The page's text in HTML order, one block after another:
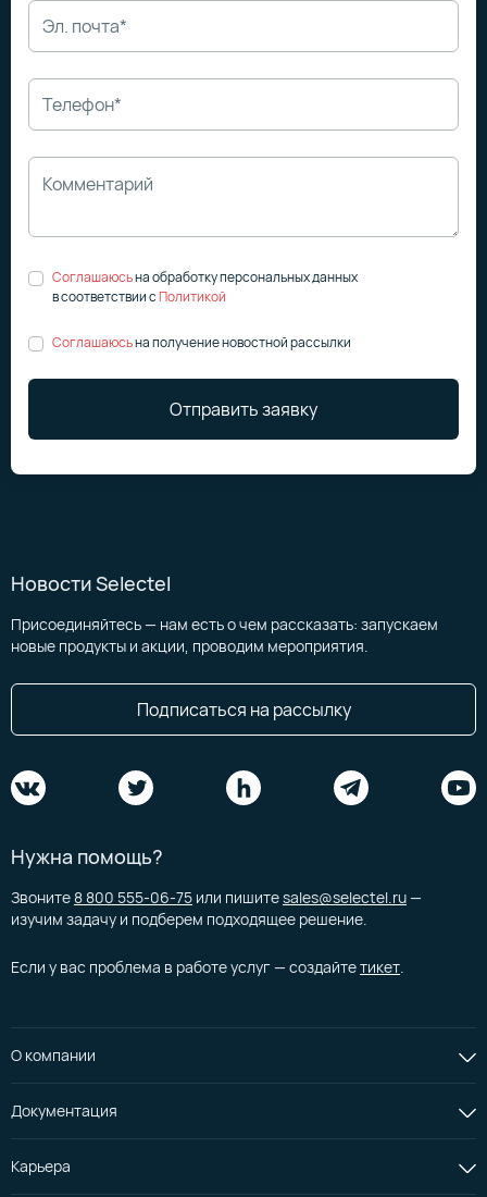
Соглашаюсьна обработку персональных данных
в соответствиисПолитикой
Соглашаюсьна получение новостной рассылки
Отправить заявку
Новости Selectel
Присоединяйтесь — нам есть о чем рассказать: запускаем
новые продукты и акции, проводим мероприятия.
Подписаться на рассылку
Нужна помощь?
Звоните 8 800 555-06-75 или пишитеsales@selectel.ru—
изучим задачу и подберем подходящее решение.
Если у вас проблема в работе услуг — создайтетикет
О компании
Документация
Карьера